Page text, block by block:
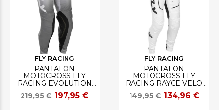
FLY RACING
PANTALON
MOTOCROSS FLY
RACING EVOLUTION
DST BLANC/GRIS
219,95 € 197,95 €
FLY RACING
PANTALON
MOTOCROSS FLY
RACING RAYCE VELO
BLANC/NOIR
149,95 € 134,96 €